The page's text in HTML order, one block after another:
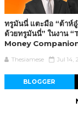
ทรูมันนี่ แตะมือ “ต้าห์
ด้วยทรูมันนี่” ในงาน
Money
Thesiamese Jul 14,
BLOGGER